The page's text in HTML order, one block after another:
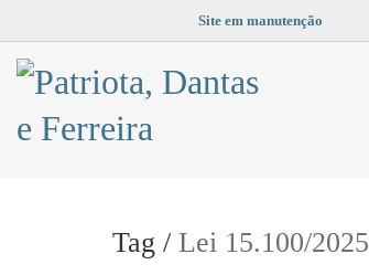
Site em manutenção
Tag / Lei 15.100/2025